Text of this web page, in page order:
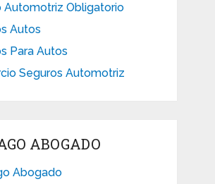
Automotriz Obligatorio
Autos
Para Autos
Seguros Automotriz
ABOGADO
Abogado